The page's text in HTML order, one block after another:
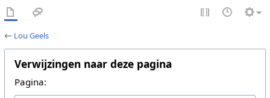
← Lou Geels
Verwijzingen naar deze pagina
Pagina: